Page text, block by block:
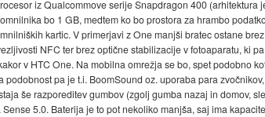
iz Qualcommove serije Snapdragon 400 (arhitektura
bo 1 GB, medtem ko bo prostora za hrambo
kartic. V primerjavi z One manjši bratec ostane
NFC ter brez optične stabilizacije v fotoaparatu, ki
v HTC One. Na mobilna omrežja se bo, spet podobno
pa je t.i. BoomSound oz. uporaba para zvočnikov,
še razporeditev gumbov (zgolj gumba nazaj in domov,
5.0. Baterija je to pot nekoliko manjša, saj ima